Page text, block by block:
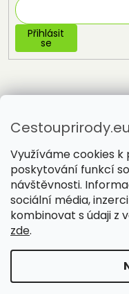
Využíváme cookies k
poskytování funkcí
návštěvnosti.
sociální média,
kombinovat s údaji z
zde.
Přihlásit
se
Copyright 2026